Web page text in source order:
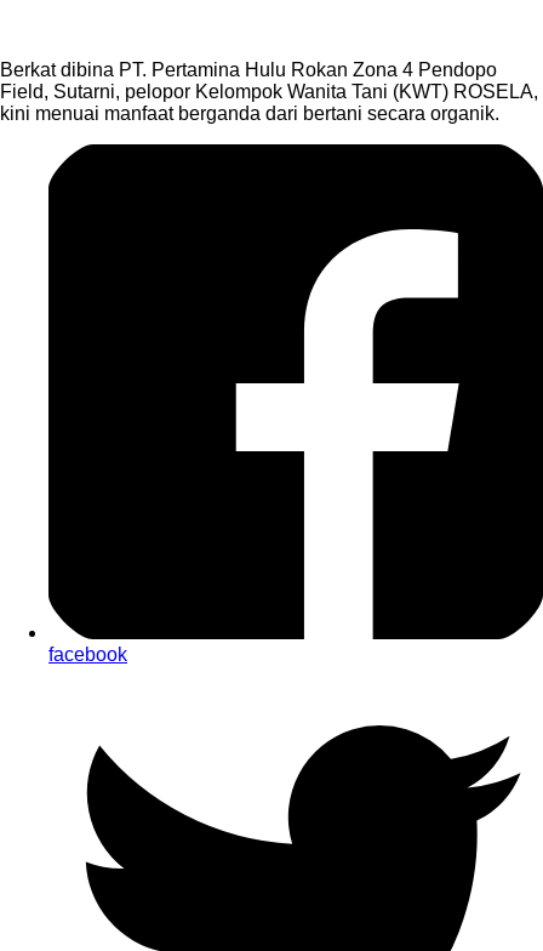
Berkat dibina PT. Pertamina Hulu Rokan Zona 4 Pendopo
Field, Sutarni, pelopor Kelompok Wanita Tani (KWT) ROSELA,
kini menuai manfaat berganda dari bertani secara organik.
facebook